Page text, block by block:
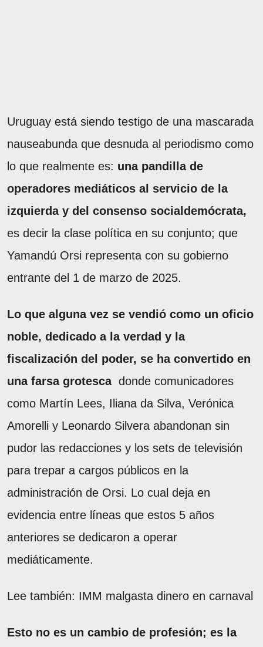
Uruguay está siendo testigo de una mascarada
nauseabunda que desnuda al periodismo como
lo que realmente es: una pandilla de
operadores mediáticos al servicio de la
izquierda y del consenso socialdemócrata,
es decir la clase política en su conjunto; que
Yamandú Orsi representa con su gobierno
entrante del 1 de marzo de 2025.
Lo que alguna vez se vendió como un oficio
noble, dedicado a la verdad y la
fiscalización del poder, se ha convertido en
una farsa grotescadonde comunicadores
como Martín Lees, Iliana da Silva, Verónica
Amorelli y Leonardo Silvera abandonan sin
pudor las redacciones y los sets de televisión
para trepar a cargos públicos en la
administración de Orsi. Lo cual deja en
evidencia entre líneas que estos 5 años
anteriores se dedicaron a operar
mediáticamente.
Lee también: IMM malgasta dinero en carnaval
Esto no es un cambio de profesión; es la